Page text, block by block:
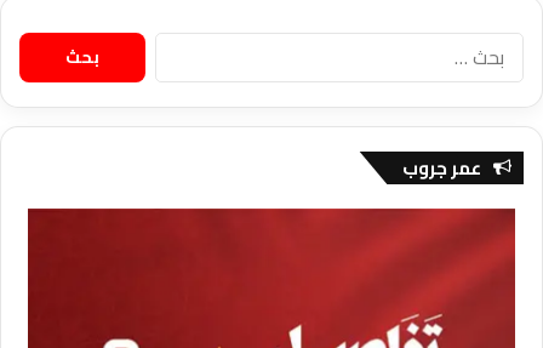
البحث
عن:
عمر جروب